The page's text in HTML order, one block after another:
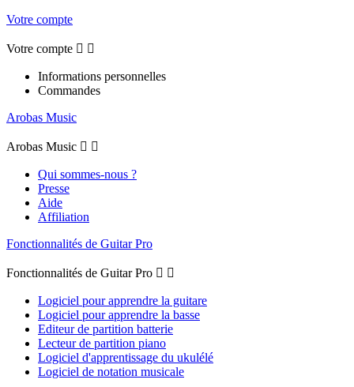
Votre compte
Votre compte  
Informations personnelles
Commandes
Arobas Music
Arobas Music  
Qui sommes-nous ?
Presse
Aide
Affiliation
Fonctionnalités de Guitar Pro
Fonctionnalités de Guitar Pro  
Logiciel pour apprendre la guitare
Logiciel pour apprendre la basse
Editeur de partition batterie
Lecteur de partition piano
Logiciel d'apprentissage du ukulélé
Logiciel de notation musicale